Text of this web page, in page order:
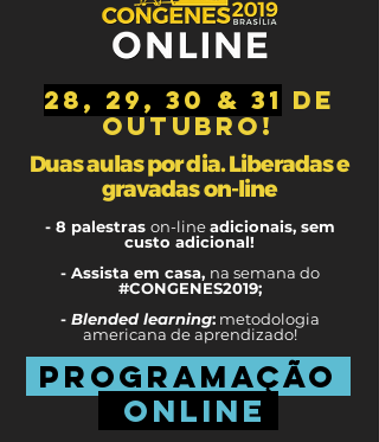
28, 29, 30 & 31 de
outubro!
Duas aulas por dia. Liberadas e
gravadas on-line
- 8 palestras on-lineadicionais, sem
custo adicional!
- Assista em casa, na semana do
#CONGENES2019;
- Blended learning:metodologia
americana de aprendizado!
programação
ONLIne